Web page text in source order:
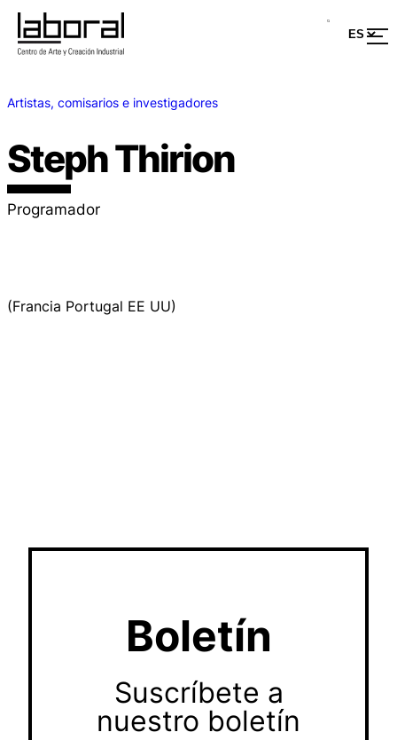
Artistas, comisarios e investigadores
Steph Thirion
Programador
(Francia Portugal EE UU)
Boletín
Suscríbete a
nuestro boletín